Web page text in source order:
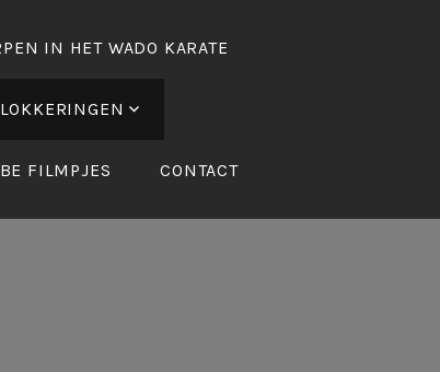
IN HET WADO KARATE
FILMPJES CONTACT